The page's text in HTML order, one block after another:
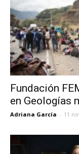
Fundación
en Geologías
Adriana García - 11